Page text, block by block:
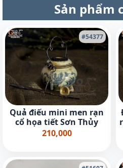
Sản phẩm
#54377
Quả điếu mini men rạn
cổ họa tiết Sơn Thủy
210,000